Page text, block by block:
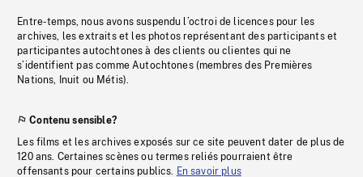
Entre-temps, nous avons suspendu l’octroi de licences pour les
archives, les extraits et les photos représentant des participants et
participantes autochtones à des clients ou clientes qui ne
s’identifient pas comme Autochtones (membres des Premières
Nations, Inuit ou Métis).
Contenu sensible?
Les films et les archives exposés sur ce site peuvent dater de plus de
120 ans. Certaines scènes ou termes reliés pourraient être
offensants pour certains publics. En savoir plus